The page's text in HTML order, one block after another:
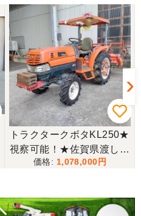
トラクタークボタKL250★
視察可能！★佐賀県渡し
クボタ トラクター KL250
ー RL5K ロータリー 現状
1,078,000